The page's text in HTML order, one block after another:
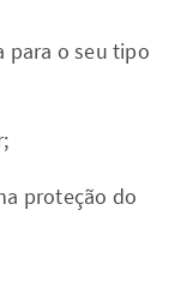
para o seu tipo
proteção do